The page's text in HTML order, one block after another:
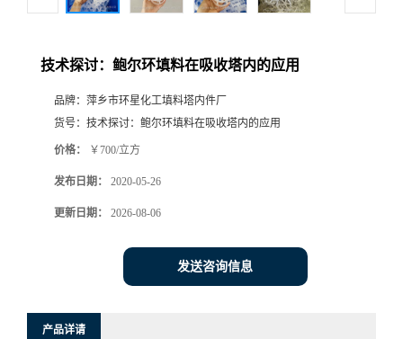
技术探讨：鲍尔环填料在吸收塔内的应用
品牌： 萍乡市环星化工填料塔内件厂
货号： 技术探讨：鲍尔环填料在吸收塔内的应用
价格： ￥700/立方
发布日期： 2020-05-26
更新日期： 2026-08-06
发送咨询信息
产品详请